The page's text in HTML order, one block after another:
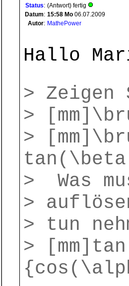
Status: (Antwort) fertig
Datum: 15:58 Mo 06.07.2009
Autor: MathePower
Hallo
> Zeigen
>
>
> Was
>
> tun
>